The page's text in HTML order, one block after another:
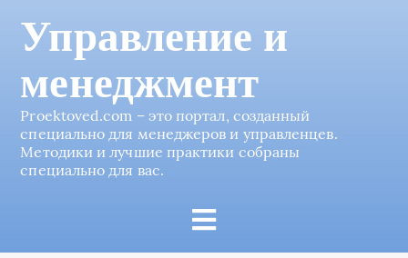
Управление и
менеджмент
Proektoved.com – это портал, созданный
специально для менеджеров и управленцев.
Методики и лучшие практики собраны
специально для вас.